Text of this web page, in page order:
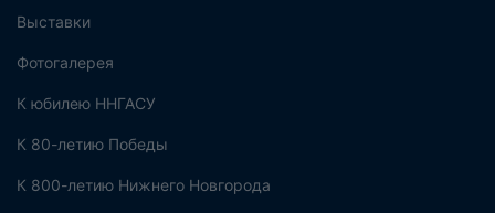
Выставки
Фотогалерея
К юбилею ННГАСУ
К 80-летию Победы
К 800-летию Нижнего Новгорода